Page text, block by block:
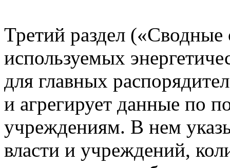
Третий раздел («Сводные
используемых
для главных
и агрегирует данные по
учреждениям. В нем
власти и учреждений,